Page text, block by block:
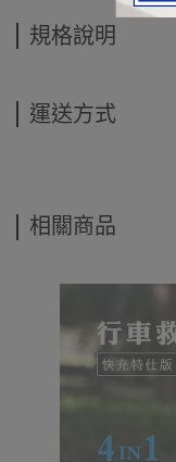
規格說明
運送方式
相關商品